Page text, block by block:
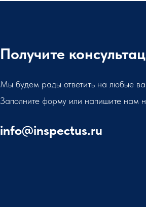
Получите
Мы будем рады ответить на любые
Заполните форму или напишите нам
info@inspectus.ru